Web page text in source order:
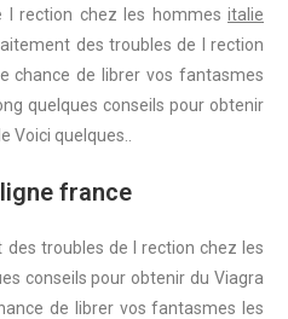
l rection chez les hommes italie
des troubles de l rection
chance de librer vos fantasmes
quelques conseils pour obtenir
Voici quelques..
france
des troubles de l rection chez les
conseils pour obtenir du Viagra
de librer vos fantasmes les